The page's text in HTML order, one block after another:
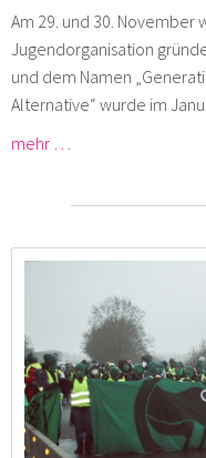
Am 29. und 30. November
Jugendorganisation
und dem Namen
Alternative“ wurde im
mehr …